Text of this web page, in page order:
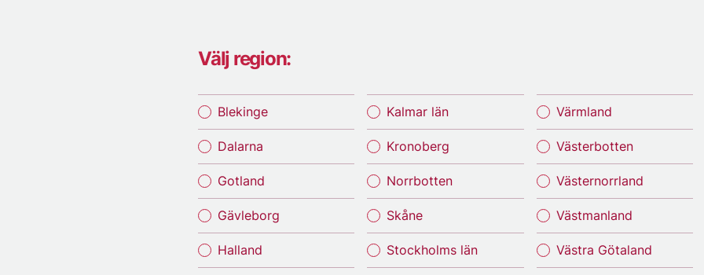
Välj region:
Blekinge
Dalarna
Gotland
Gävleborg
Halland
Kalmar län
Kronoberg
Norrbotten
Skåne
Stockholms län
Värmland
Västerbotten
Västernorrland
Västmanland
Västra Götaland